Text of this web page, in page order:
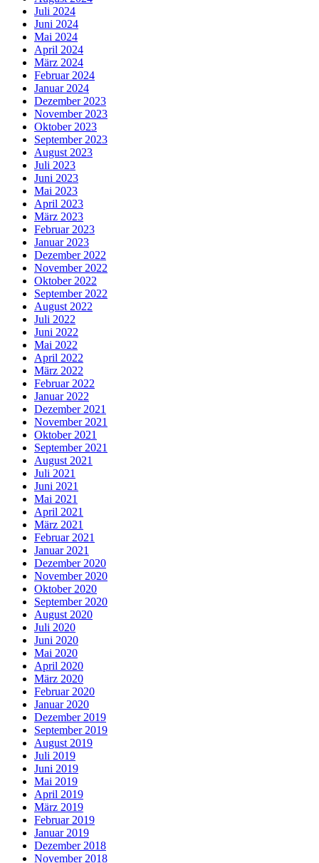
Juli 2024
Juni 2024
Mai 2024
April 2024
März 2024
Februar 2024
Januar 2024
Dezember 2023
November 2023
Oktober 2023
September 2023
August 2023
Juli 2023
Juni 2023
Mai 2023
April 2023
März 2023
Februar 2023
Januar 2023
Dezember 2022
November 2022
Oktober 2022
September 2022
August 2022
Juli 2022
Juni 2022
Mai 2022
April 2022
März 2022
Februar 2022
Januar 2022
Dezember 2021
November 2021
Oktober 2021
September 2021
August 2021
Juli 2021
Juni 2021
Mai 2021
April 2021
März 2021
Februar 2021
Januar 2021
Dezember 2020
November 2020
Oktober 2020
September 2020
August 2020
Juli 2020
Juni 2020
Mai 2020
April 2020
März 2020
Februar 2020
Januar 2020
Dezember 2019
September 2019
August 2019
Juli 2019
Juni 2019
Mai 2019
April 2019
März 2019
Februar 2019
Januar 2019
Dezember 2018
November 2018